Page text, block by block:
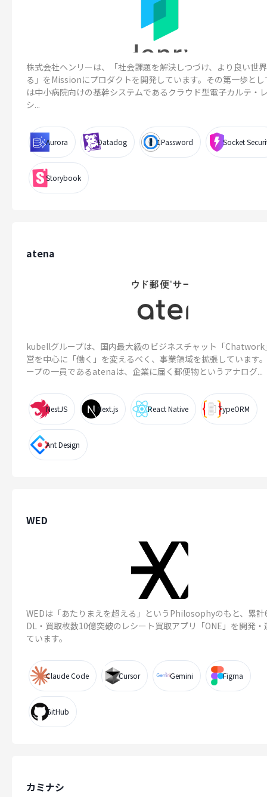
株式会社ヘンリーは、「社会課題を解決しつづけ、より良い世
る」をMissionにプロダクトを開発しています。その第一歩とし
は中小病院向けの基幹システムであるクラウド型電子カルテ・
シ...
Aurora Datadog 1Password Socket
Storybook
atena
kubellグループは、国内最大級のビジネスチャット「Chatwork
営を中心に「働く」を変えるべく、事業領域を拡張しています
ープの一員であるatenaは、企業に届く郵便物というアナログ...
NestJS Next.js React Native TypeORM
Ant Design
WED
WEDは「あたりまえを超える」というPhilosophyのもと、累
DL・買取枚数10億突破のレシート買取アプリ「ONE」を開発・
ています。
Claude Code Cursor Gemini Figma
GitHub
カミナシ